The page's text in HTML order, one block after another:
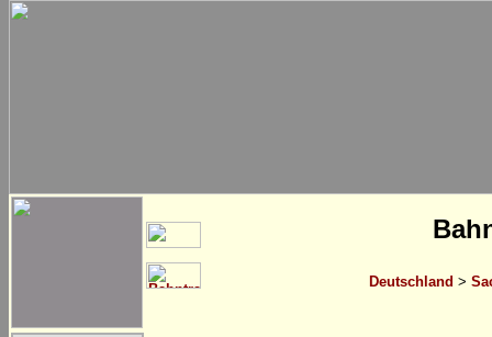
Deutschland >